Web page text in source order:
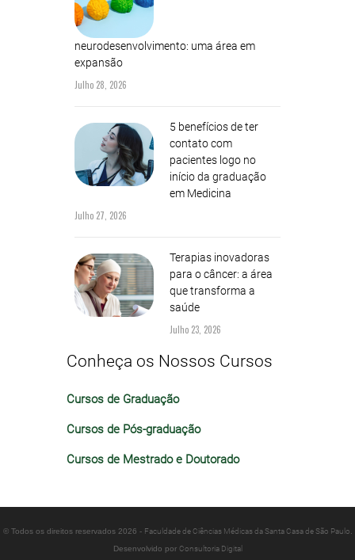
neurodesenvolvimento: uma área em
expansão
Julho 28, 2026
5 benefícios de ter
contato com
pacientes logo no
início da graduação
em Medicina
Julho 27, 2026
Terapias inovadoras
para o câncer: a área
que transforma a
saúde
Julho 23, 2026
Conheça os Nossos Cursos
Cursos de Graduação
Cursos de Pós-graduação
Cursos de Mestrado e Doutorado
© Todos os direitos reservados 2026 - Faculdade de Ciências Médicas da Santa Casa de São Paulo.
Desenvolvido por Consultoria Digital